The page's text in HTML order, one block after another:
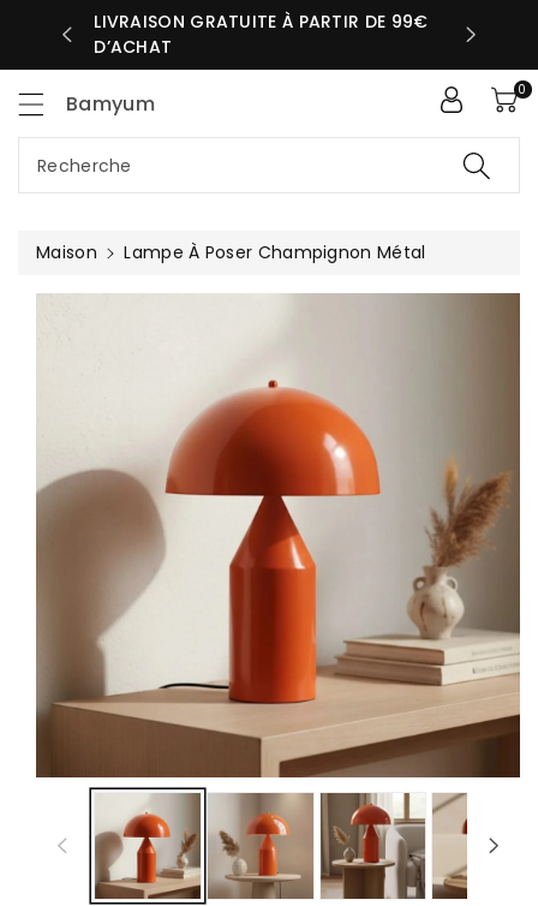
MÊME
LIVRAISON GRATUITE À PARTIR DE 99€
D’ACHAT
Bamyum
Recherche
0
Maison
Lampe À Poser Champignon Métal